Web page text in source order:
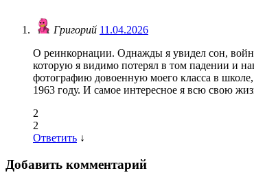
Григорий 11.04.2026
О реинкорнации. Однажды я увидел сон,
которую я видимо потерял в том падении и
фотографию довоенную моего класса в
1963 году. И самое интересное я всю свою
2
2
Ответить ↓
Добавить комментарий